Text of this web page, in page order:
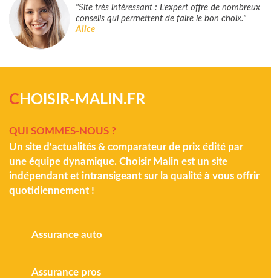
"Site très intéressant : L’expert offre de nombreux
conseils qui permettent de faire le bon choix."
Alice
C HOISIR-MALIN.FR
QUI SOMMES-NOUS ?
Un site d'actualités & comparateur de prix édité par
une équipe dynamique. Choisir Malin est un site
indépendant et intransigeant sur la qualité à vous offrir
quotidiennement !
Assurance auto
Assurance pros